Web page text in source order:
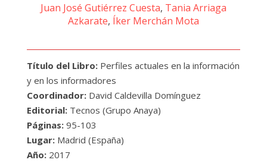
Juan José Gutiérrez Cuesta, Tania Arriaga
Azkarate, Íker Merchán Mota
Título del Libro: Perfiles actuales en la información
y en los informadores
Coordinador: David Caldevilla Domínguez
Editorial: Tecnos (Grupo Anaya)
Páginas: 95-103
Lugar: Madrid (España)
Año: 2017